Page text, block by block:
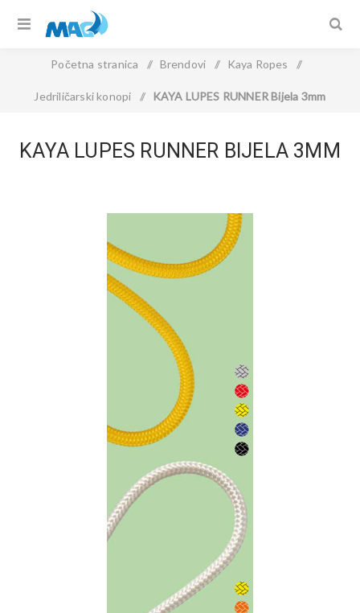
Početna stranica / Brendovi / Kaya Ropes /
Jedriličarski konopi / KAYA LUPES RUNNER Bijela 3mm
KAYA LUPES RUNNER BIJELA 3MM